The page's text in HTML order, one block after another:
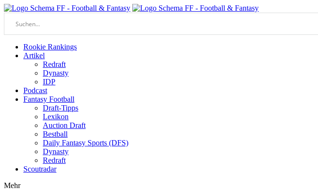
Rookie Rankings
Artikel
Redraft
Dynasty
IDP
Podcast
Fantasy Football
Draft-Tipps
Lexikon
Auction Draft
Bestball
Daily Fantasy Sports (DFS)
Dynasty
Redraft
Scoutradar
Mehr